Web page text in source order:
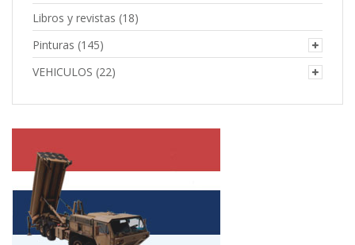
Libros y revistas (18)
Pinturas (145)
VEHICULOS (22)